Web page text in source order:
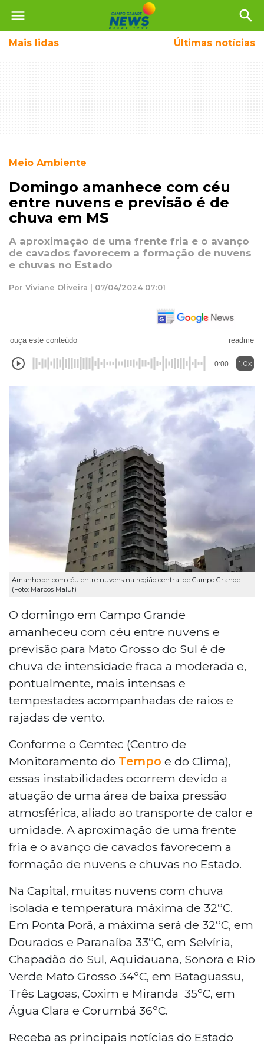
menu search
Mais lidas Últimas notícias
Meio Ambiente
Domingo amanhece com céu
entre nuvens e previsão é de
chuva em MS
A aproximação de uma frente fria e o avanço
de cavados favorecem a formação de nuvens
e chuvas no Estado
Por Viviane Oliveira | 07/04/2024 07:01
ouça este conteúdo readme
0:00 1.0x
Amanhecer com céu entre nuvens na região central de Campo Grande
(Foto: Marcos Maluf)
O domingo em Campo Grande
amanheceu com céu entre nuvens e
previsão para Mato Grosso do Sul é de
chuva de intensidade fraca a moderada e,
pontualmente, mais intensas e
tempestades acompanhadas de raios e
rajadas de vento.
Conforme o Cemtec (Centro de
Monitoramento do Tempo e do Clima),
essas instabilidades ocorrem devido a
atuação de uma área de baixa pressão
atmosférica, aliado ao transporte de calor e
umidade. A aproximação de uma frente
fria e o avanço de cavados favorecem a
formação de nuvens e chuvas no Estado.
Na Capital, muitas nuvens com chuva
isolada e temperatura máxima de 32ºC.
Em Ponta Porã, a máxima será de 32ºC, em
Dourados e Paranaíba 33ºC, em Selvíria,
Chapadão do Sul, Aquidauana, Sonora e Rio
Verde Mato Grosso 34ºC, em Bataguassu,
Três Lagoas, Coxim e Miranda 35ºC, em
Água Clara e Corumbá 36ºC.
Receba as principais notícias do Estado